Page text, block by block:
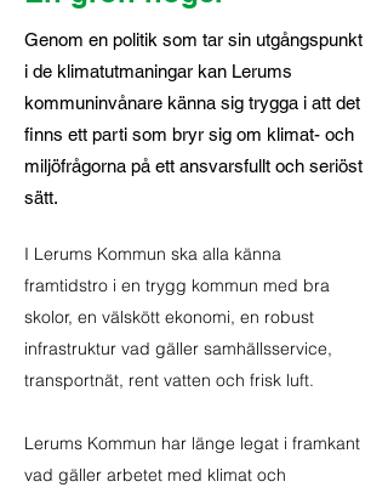
Genom en politik som tar sin utgångspunkt
i de klimatutmaningar kan Lerums
kommuninvånare känna sig trygga i att det
finns ett parti som bryr sig om klimat- och
miljöfrågorna på ett ansvarsfullt och seriöst
sätt.
I Lerums Kommun ska alla känna
framtidstro i en trygg kommun med bra
skolor, en välskött ekonomi, en robust
infrastruktur vad gäller samhällsservice,
transportnät, rent vatten och frisk luft.
Lerums Kommun har länge legat i framkant
vad gäller arbetet med klimat och